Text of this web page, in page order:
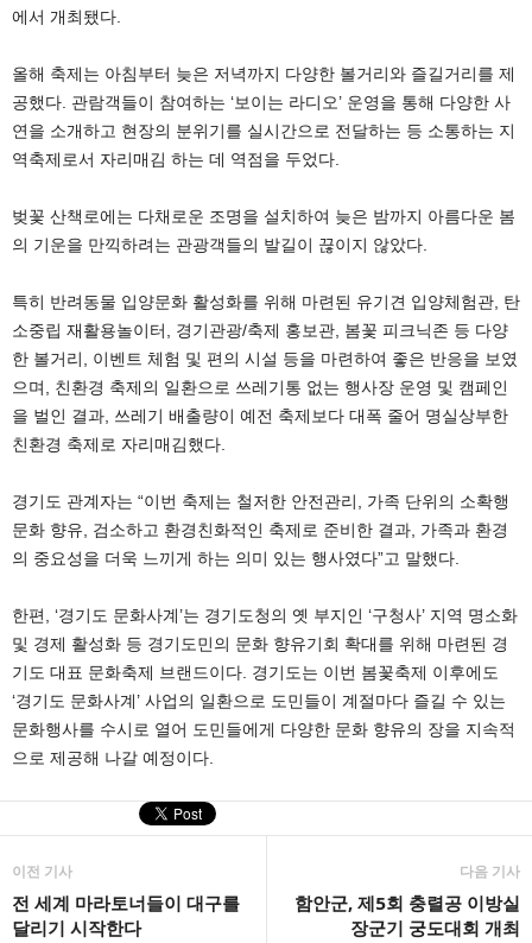
에서 개최됐다.
올해 축제는 아침부터 늦은 저녁까지 다양한 볼거리와 즐길거리를 제
공했다. 관람객들이 참여하는 ‘보이는 라디오’ 운영을 통해 다양한 사
연을 소개하고 현장의 분위기를 실시간으로 전달하는 등 소통하는 지
역축제로서 자리매김 하는 데 역점을 두었다.
벚꽃 산책로에는 다채로운 조명을 설치하여 늦은 밤까지 아름다운 봄
의 기운을 만끽하려는 관광객들의 발길이 끊이지 않았다.
특히 반려동물 입양문화 활성화를 위해 마련된 유기견 입양체험관, 탄
소중립 재활용놀이터, 경기관광/축제 홍보관, 봄꽃 피크닉존 등 다양
한 볼거리, 이벤트 체험 및 편의 시설 등을 마련하여 좋은 반응을 보였
으며, 친환경 축제의 일환으로 쓰레기통 없는 행사장 운영 및 캠페인
을 벌인 결과, 쓰레기 배출량이 예전 축제보다 대폭 줄어 명실상부한
친환경 축제로 자리매김했다.
경기도 관계자는 “이번 축제는 철저한 안전관리, 가족 단위의 소확행
문화 향유, 검소하고 환경친화적인 축제로 준비한 결과, 가족과 환경
의 중요성을 더욱 느끼게 하는 의미 있는 행사였다”고 말했다.
한편, ‘경기도 문화사계’는 경기도청의 옛 부지인 ‘구청사’ 지역 명소화
및 경제 활성화 등 경기도민의 문화 향유기회 확대를 위해 마련된 경
기도 대표 문화축제 브랜드이다. 경기도는 이번 봄꽃축제 이후에도
‘경기도 문화사계’ 사업의 일환으로 도민들이 계절마다 즐길 수 있는
문화행사를 수시로 열어 도민들에게 다양한 문화 향유의 장을 지속적
으로 제공해 나갈 예정이다.
이전 기사
전 세계 마라토너들이 대구를
달리기 시작한다
다음 기사
함안군, 제5회 충렬공 이방실
장군기 궁도대회 개최